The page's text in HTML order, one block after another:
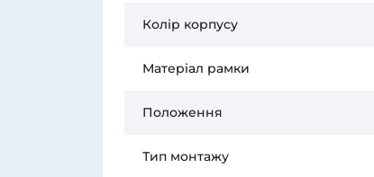
Колір корпусу
Матеріал рамки
Положення
Тип монтажу